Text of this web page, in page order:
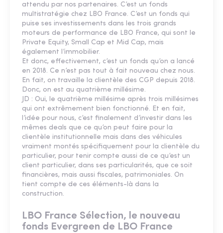
attendu par nos partenaires. C’est un fonds
multistratégie chez LBO France. C’est un fonds qui
puise ses investissements dans les trois grands
moteurs de performance de LBO France, qui sont le
Private Equity, Small Cap et Mid Cap, mais
également l’immobilier.
Et donc, effectivement, c’est un fonds qu’on a lancé
en 2018. Ce n’est pas tout à fait nouveau chez nous.
En fait, on travaille la clientèle des CGP depuis 2018.
Donc, on est au quatrième millésime.
JD : Oui, le quatrième millésime après trois millésimes
qui ont extrêmement bien fonctionné. Et en fait,
l’idée pour nous, c’est finalement d’investir dans les
mêmes deals que ce qu’on peut faire pour la
clientèle institutionnelle mais dans des véhicules
vraiment montés spécifiquement pour la clientèle du
particulier, pour tenir compte aussi de ce qu’est un
client particulier, dans ses particularités, que ce soit
financières, mais aussi fiscales, patrimoniales. On
tient compte de ces éléments-là dans la
construction.
LBO France Sélection, le nouveau
fonds Evergreen de LBO France